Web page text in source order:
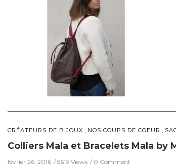
CRÉATEURS DE BIJOUX NOS COUPS DE COEUR
Colliers Mala et Bracelets Mala by
février 26, 2016 5619 Views 0 Comment